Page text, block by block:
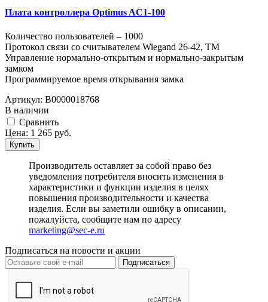
Плата контроллера Optimus AC1-100
Количество пользователей – 1000
Протокол связи со считывателем Wiegand 26-42, TM
Управление нормально-открытым и нормально-закрытым
замком
Программируемое время открывания замка
Артикул: В0000018768
В наличии
Cравнить
Цена: 1 265 руб.
Купить
Производитель оставляет за собой право без
уведомления потребителя вносить изменения в
характеристики и функции изделия в целях
повышения производительности и качества
изделия. Если вы заметили ошибку в описании,
пожалуйста, сообщите нам по адресу
marketing@sec-e.ru
Подписаться на новости и акции
Подписаться